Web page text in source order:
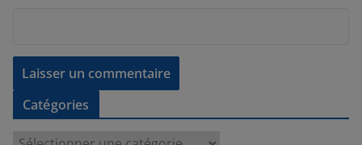
Catégories